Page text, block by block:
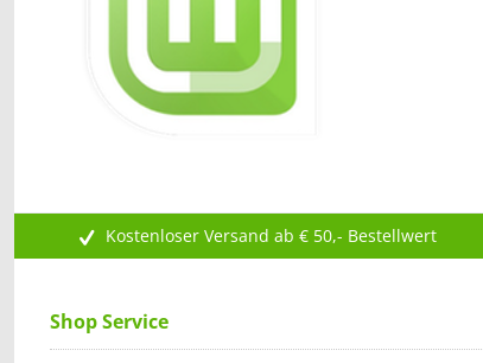
Kostenloser Versand ab € 50,- Bestellwert
Shop Service